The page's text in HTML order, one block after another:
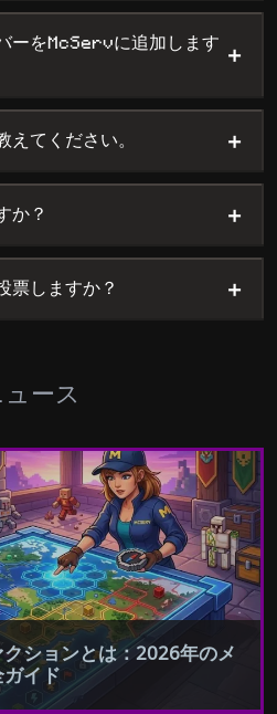
ーをMcServに追加します
+
えてください。 +
か？ +
票しますか？ +
ュース
ションとは：2026年のメ
イド